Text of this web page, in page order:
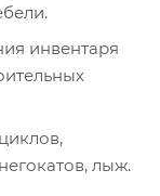
инвентаря
лыж.